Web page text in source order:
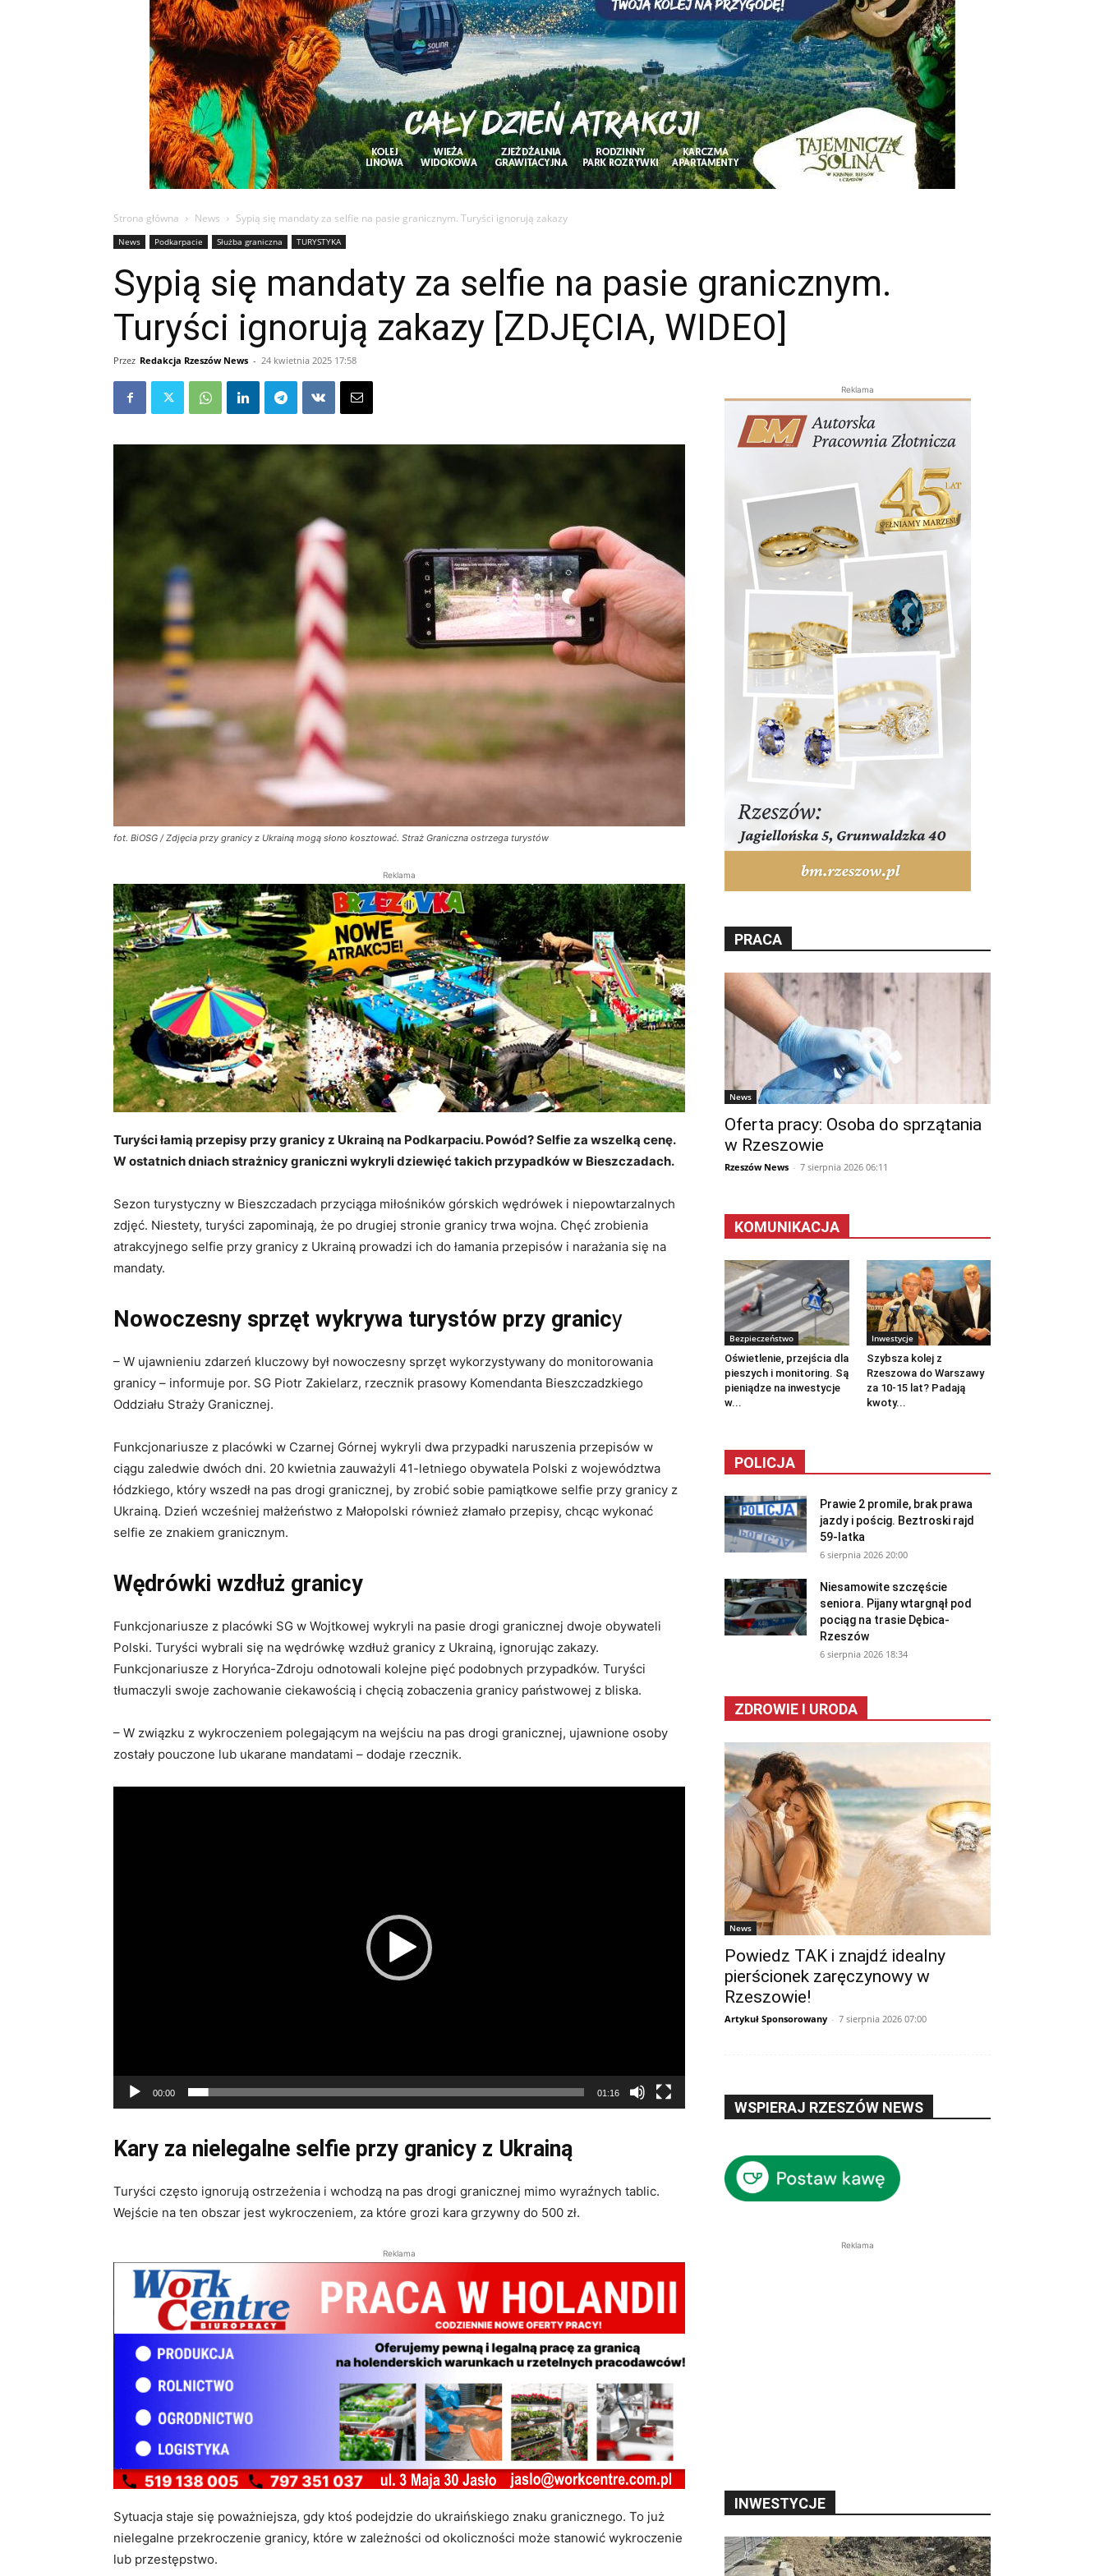
Strona główna News Sypią się mandaty za selfie na pasie granicznym. Turyści ignorują zakazy
News Podkarpacie Służba graniczna TURYSTYKA
Sypią się mandaty za selfie na pasie granicznym.
Turyści ignorują zakazy [ZDJĘCIA, WIDEO]
Przez Redakcja Rzeszów News - 24 kwietnia 2025 17:58
fot. BiOSG / Zdjęcia przy granicy z Ukrainą mogą słono kosztować. Straż Graniczna ostrzega turystów
Reklama
Turyści łamią przepisy przy granicy z Ukrainą na Podkarpaciu. Powód? Selfie za wszelką cenę.
W ostatnich dniach strażnicy graniczni wykryli dziewięć takich przypadków w Bieszczadach.
Sezon turystyczny w Bieszczadach przyciąga miłośników górskich wędrówek i niepowtarzalnych
zdjęć. Niestety, turyści zapominają, że po drugiej stronie granicy trwa wojna. Chęć zrobienia
atrakcyjnego selfie przy granicy z Ukrainą prowadzi ich do łamania przepisów i narażania się na
mandaty.
Nowoczesny sprzęt wykrywa turystów przy granicy
– W ujawnieniu zdarzeń kluczowy był nowoczesny sprzęt wykorzystywany do monitorowania
granicy – informuje por. SG Piotr Zakielarz, rzecznik prasowy Komendanta Bieszczadzkiego
Oddziału Straży Granicznej.
Funkcjonariusze z placówki w Czarnej Górnej wykryli dwa przypadki naruszenia przepisów w
ciągu zaledwie dwóch dni. 20 kwietnia zauważyli 41-letniego obywatela Polski z województwa
łódzkiego, który wszedł na pas drogi granicznej, by zrobić sobie pamiątkowe selfie przy granicy z
Ukrainą. Dzień wcześniej małżeństwo z Małopolski również złamało przepisy, chcąc wykonać
selfie ze znakiem granicznym.
Wędrówki wzdłuż granicy
Funkcjonariusze z placówki SG w Wojtkowej wykryli na pasie drogi granicznej dwoje obywateli
Polski. Turyści wybrali się na wędrówkę wzdłuż granicy z Ukrainą, ignorując zakazy.
Funkcjonariusze z Horyńca-Zdroju odnotowali kolejne pięć podobnych przypadków. Turyści
tłumaczyli swoje zachowanie ciekawością i chęcią zobaczenia granicy państwowej z bliska.
– W związku z wykroczeniem polegającym na wejściu na pas drogi granicznej, ujawnione osoby
zostały pouczone lub ukarane mandatami – dodaje rzecznik.
00:00 01:16
Kary za nielegalne selfie przy granicy z Ukrainą
Turyści często ignorują ostrzeżenia i wchodzą na pas drogi granicznej mimo wyraźnych tablic.
Wejście na ten obszar jest wykroczeniem, za które grozi kara grzywny do 500 zł.
Reklama
Sytuacja staje się poważniejsza, gdy ktoś podejdzie do ukraińskiego znaku granicznego. To już
nielegalne przekroczenie granicy, które w zależności od okoliczności może stanowić wykroczenie
lub przestępstwo.
Reklama
PRACA
News
Oferta pracy: Osoba do sprzątania
w Rzeszowie
Rzeszów News - 7 sierpnia 2026 06:11
KOMUNIKACJA
Bezpieczeństwo
Oświetlenie, przejścia dla
pieszych i monitoring. Są
pieniądze na inwestycje
w...
Inwestycje
Szybsza kolej z
Rzeszowa do Warszawy
za 10-15 lat? Padają
kwoty...
POLICJA
Prawie 2 promile, brak prawa
jazdy i pościg. Beztroski rajd
59-latka
6 sierpnia 2026 20:00
Niesamowite szczęście
seniora. Pijany wtargnął pod
pociąg na trasie Dębica-
Rzeszów
6 sierpnia 2026 18:34
ZDROWIE I URODA
News
Powiedz TAK i znajdź idealny
pierścionek zaręczynowy w
Rzeszowie!
Artykuł Sponsorowany - 7 sierpnia 2026 07:00
WSPIERAJ RZESZÓW NEWS
Reklama
INWESTYCJE